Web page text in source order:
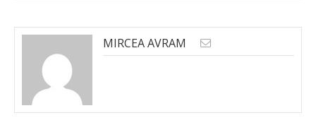
MIRCEA AVRAM